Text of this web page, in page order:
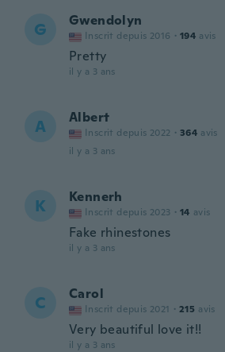
G Gwendolyn
Inscrit depuis 2016 · 194 avis
Pretty
il y a 3 ans
A Albert
Inscrit depuis 2022 · 364 avis
il y a 3 ans
K Kennerh
Inscrit depuis 2023 · 14 avis
Fake rhinestones
il y a 3 ans
C Carol
Inscrit depuis 2021 · 215 avis
Very beautiful love it!!
il y a 3 ans